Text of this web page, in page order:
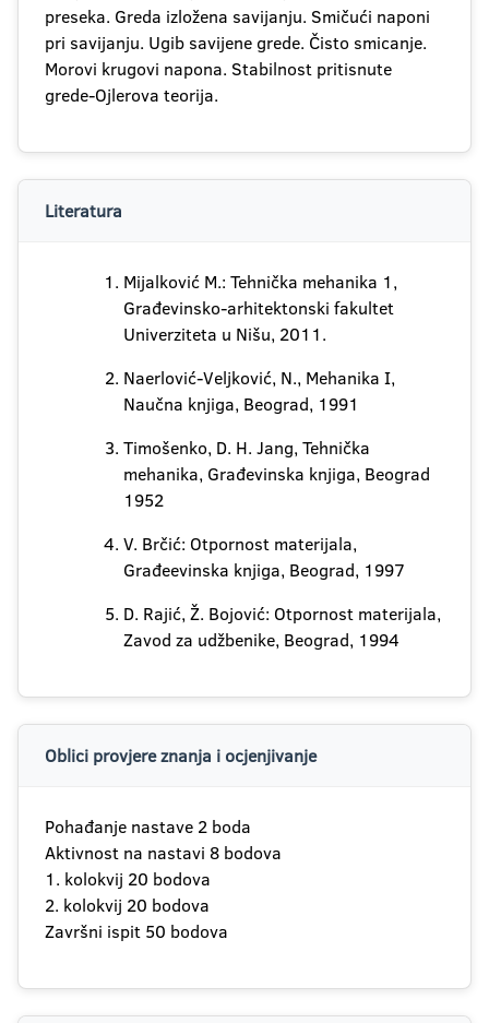
preseka. Greda izložena savijanju. Smičući naponi
pri savijanju. Ugib savijene grede. Čisto smicanje.
Morovi krugovi napona. Stabilnost pritisnute
grede-Ojlerova teorija.
Literatura
Mijalković M.: Tehnička mehanika 1,
Građevinsko-arhitektonski fakultet
Univerziteta u Nišu, 2011.
Naerlović-Veljković, N., Mehanika I,
Naučna knjiga, Beograd, 1991
Timošenko, D. H. Jang, Tehnička
mehanika, Građevinska knjiga, Beograd
1952
V. Brčić: Otpornost materijala,
Građeevinska knjiga, Beograd, 1997
D. Rajić, Ž. Bojović: Otpornost materijala,
Zavod za udžbenike, Beograd, 1994
Oblici provjere znanja i ocjenjivanje
Pohađanje nastave 2 boda
Aktivnost na nastavi 8 bodova
1. kolokvij 20 bodova
2. kolokvij 20 bodova
Završni ispit 50 bodova